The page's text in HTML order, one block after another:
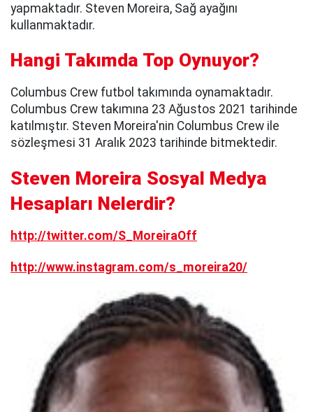
yapmaktadır. Steven Moreira, Sağ ayağını
kullanmaktadır.
Hangi Takımda Top Oynuyor?
Columbus Crew futbol takımında oynamaktadır.
Columbus Crew takımına 23 Ağustos 2021 tarihinde
katılmıştır. Steven Moreira'nin Columbus Crew ile
sözleşmesi 31 Aralık 2023 tarihinde bitmektedir.
Steven Moreira Sosyal Medya
Hesapları Nelerdir?
http://twitter.com/S_MoreiraOff
http://www.instagram.com/s_moreira20/